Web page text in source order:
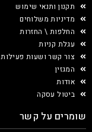
תקנון ותנאי שימוש
מדיניות משלוחים
החלפות \ החזרות
עגלת קניות
צור קשר ושעות פעילות
המגזין
אודות
ביטול עסקה
שומרים על קשר